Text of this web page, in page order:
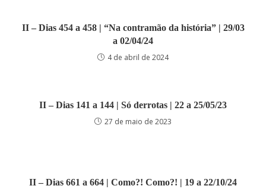
II – Dias 454 a 458 | “Na contramão da história” | 29/03
a 02/04/24
4 de abril de 2024
II – Dias 141 a 144 | Só derrotas | 22 a 25/05/23
27 de maio de 2023
II – Dias 661 a 664 | Como?! Como?! | 19 a 22/10/24